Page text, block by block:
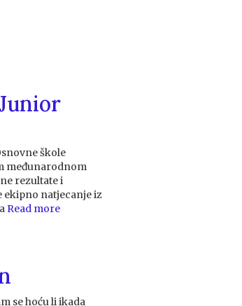
škole
međunarodnom
rezultate i
ekipno natjecanje iz
Read more
se hoću li ikada